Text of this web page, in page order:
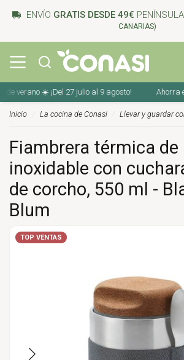
ENVÍO GRATIS DESDE 49€
CANARIAS)
verano ☀️ ¡Del 27 julio al 9 agosto! Ahorra
Inicio La cocina de Conasi Llevar y guardar
Fiambrera térmica de
inoxidable con
de corcho, 550 ml -
Blum
TOP VENTAS